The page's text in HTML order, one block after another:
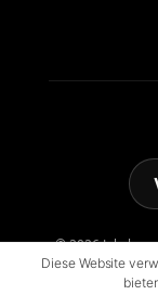
© 2026
Diese Website